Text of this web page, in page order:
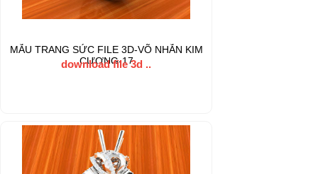
MẪU TRANG SỨC FILE 3D-VÕ NHẪN KIM
CƯƠNG-17
download file 3d ..